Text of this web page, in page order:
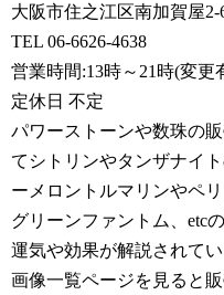
大阪市住之江区南加賀屋2-
TEL 06-6626-4638
営業時間:13時～21時(変更
定休日 不定
パワーストーンや数珠の
てシトリンやタンザナイ
ーメロントルマリンやペ
グリーンファントム、etc
運気や効果が解説されてい
画像一覧ページを見ると